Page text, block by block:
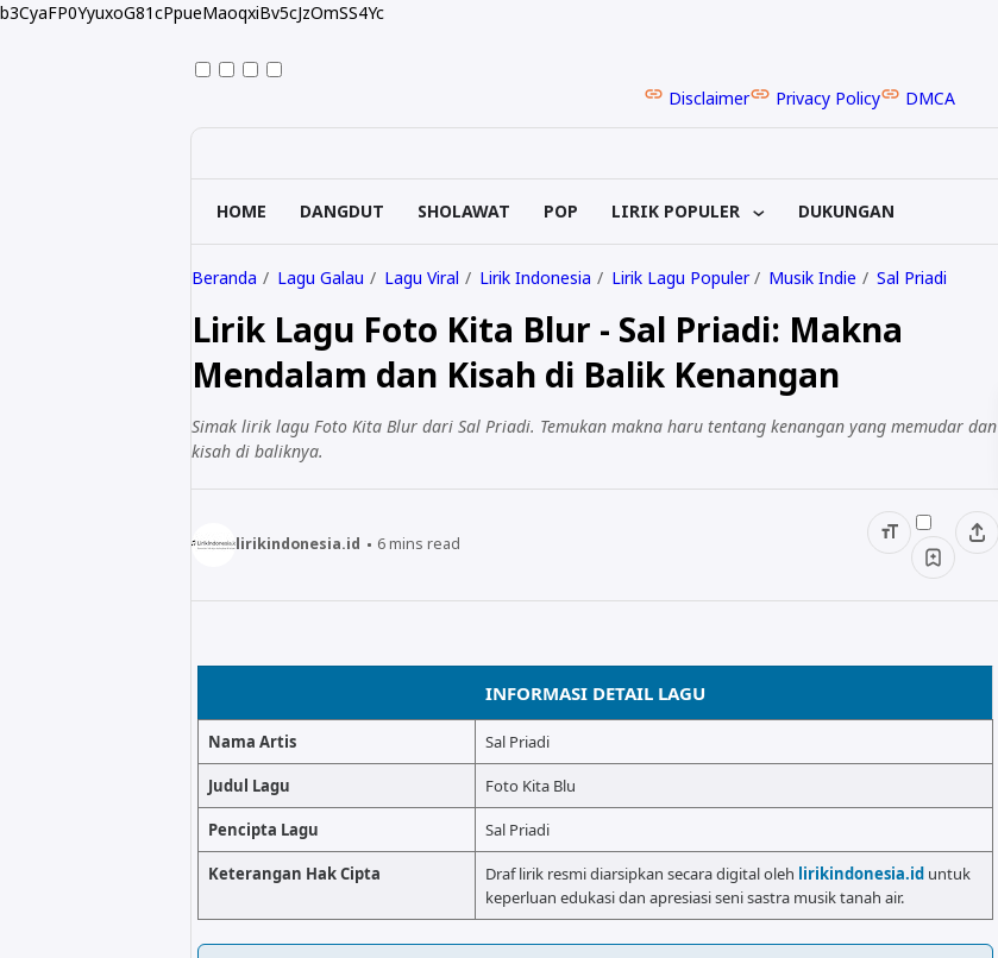
b3CyaFP0YyuxoG81cPpueMaoqxiBv5cJzOmSS4Yc
Disclaimer Privacy Policy DMCA
HOME DANGDUT SHOLAWAT POP LIRIK POPULER DUKUNGAN
Beranda Lagu Galau Lagu Viral Lirik Indonesia Lirik Lagu Populer Musik Indie Sal Priadi
Lirik Lagu Foto Kita Blur - Sal Priadi: Makna
Mendalam dan Kisah di Balik Kenangan
Simak lirik lagu Foto Kita Blur dari Sal Priadi. Temukan makna haru tentang kenangan yang memudar dan
kisah di baliknya.
lirikindonesia.id 6mins read
INFORMASI DETAIL LAGU
Nama Artis Sal Priadi
Judul Lagu Foto Kita Blu
Pencipta Lagu Sal Priadi
Keterangan Hak Cipta Draf lirik resmi diarsipkan secara digital oleh lirikindonesia.id untuk
keperluan edukasi dan apresiasi seni sastra musik tanah air.